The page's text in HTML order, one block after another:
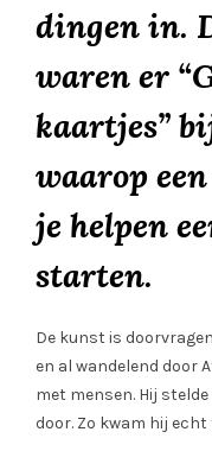
dingen in.
waren er
kaartjes”
waarop
je helpen
starten.
De kunst is
en al wandelend door
met mensen. Hij
door. Zo kwam hij